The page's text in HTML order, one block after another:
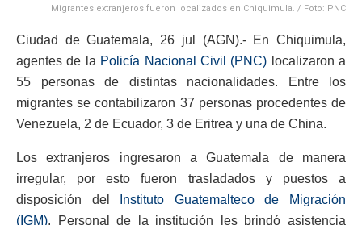
Migrantes extranjeros fueron localizados en Chiquimula. / Foto: PNC
Ciudad de Guatemala, 26 jul (AGN).- En Chiquimula,
agentes de la Policía Nacional Civil (PNC) localizaron a
55 personas de distintas nacionalidades. Entre los
migrantes se contabilizaron 37 personas procedentes de
Venezuela, 2 de Ecuador, 3 de Eritrea y una de China.
Los extranjeros ingresaron a Guatemala de manera
irregular, por esto fueron trasladados y puestos a
disposición del
Instituto Guatemalteco de Migración
(IGM). Personal de la institución les brindó asistencia